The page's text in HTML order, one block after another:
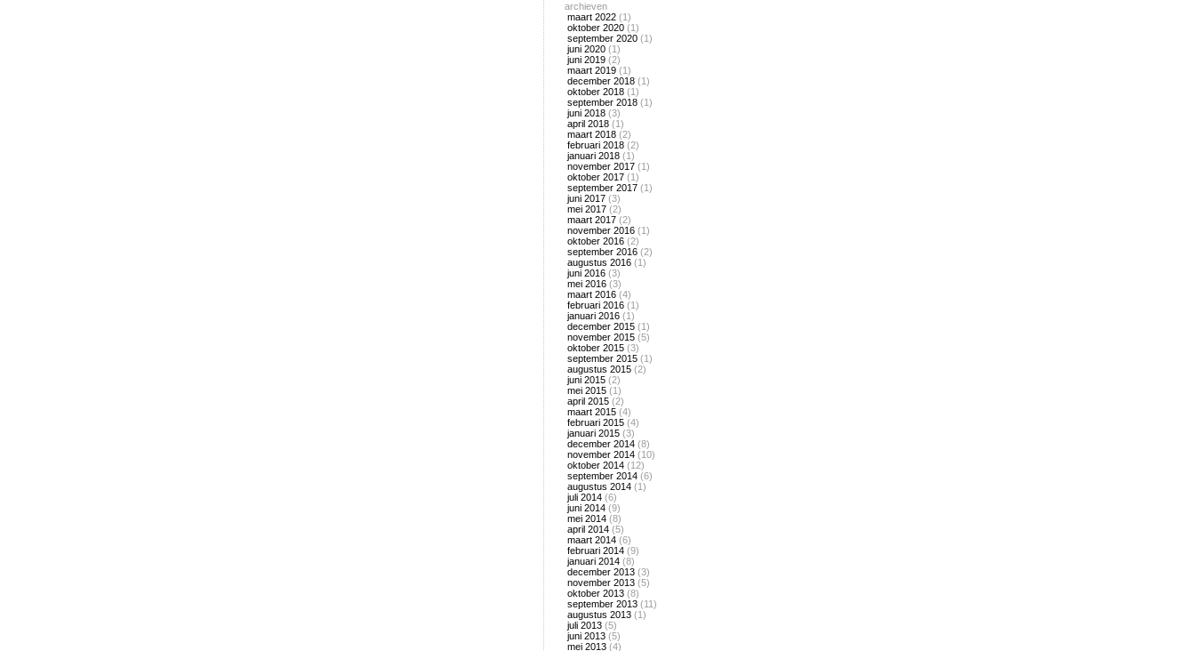
archieven
maart 2022 (1)
oktober 2020 (1)
september 2020 (1)
juni 2020 (1)
juni 2019 (2)
maart 2019 (1)
december 2018 (1)
oktober 2018 (1)
september 2018 (1)
juni 2018 (3)
april 2018 (1)
maart 2018 (2)
februari 2018 (2)
januari 2018 (1)
november 2017 (1)
oktober 2017 (1)
september 2017 (1)
juni 2017 (3)
mei 2017 (2)
maart 2017 (2)
november 2016 (1)
oktober 2016 (2)
september 2016 (2)
augustus 2016 (1)
juni 2016 (3)
mei 2016 (3)
maart 2016 (4)
februari 2016 (1)
januari 2016 (1)
december 2015 (1)
november 2015 (5)
oktober 2015 (3)
september 2015 (1)
augustus 2015 (2)
juni 2015 (2)
mei 2015 (1)
april 2015 (2)
maart 2015 (4)
februari 2015 (4)
januari 2015 (3)
december 2014 (8)
november 2014 (10)
oktober 2014 (12)
september 2014 (6)
augustus 2014 (1)
juli 2014 (6)
juni 2014 (9)
mei 2014 (8)
april 2014 (5)
maart 2014 (6)
februari 2014 (9)
januari 2014 (8)
december 2013 (3)
november 2013 (5)
oktober 2013 (8)
september 2013 (11)
augustus 2013 (1)
juli 2013 (5)
juni 2013 (5)
mei 2013 (4)